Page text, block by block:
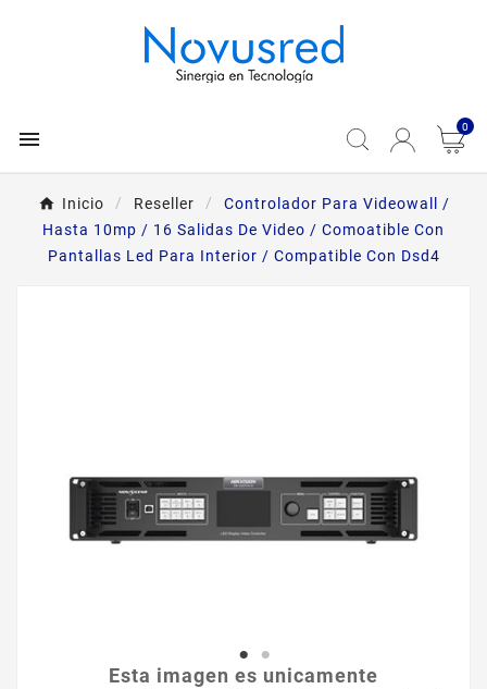
 0
Inicio Reseller
Controlador Para Videowall /
Hasta 10mp / 16 Salidas De Video / Comoatible Con
Pantallas Led Para Interior / Compatible Con Dsd4
Esta imagen es unicamente